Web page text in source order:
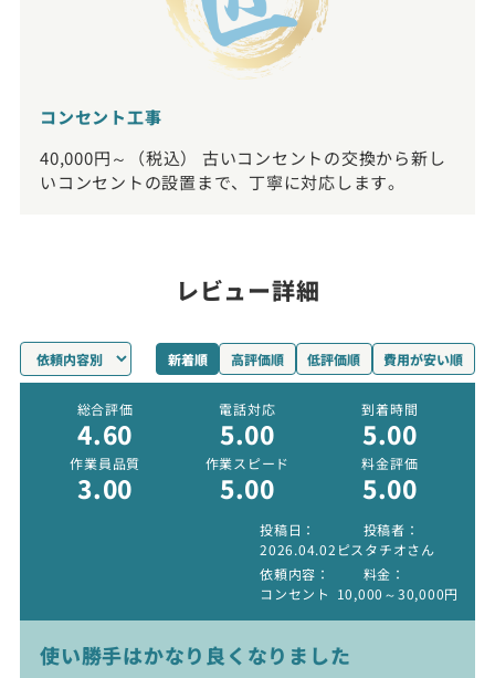
コンセント工事
40,000円～（税込） 古いコンセントの交換から新し
いコンセントの設置まで、丁寧に対応します。
レビュー詳細
新着順 高評価順 低評価順 費用が安い順
総合評価
4.60
電話対応
5.00
到着時間
5.00
作業員品質
3.00
作業スピード
5.00
料金評価
5.00
投稿日
2026.04.02
投稿者
ピスタチオさん
依頼内容
コンセント
料金
10,000～30,000円
使い勝手はかなり良くなりました